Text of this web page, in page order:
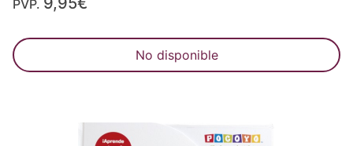
PVP.
No disponible